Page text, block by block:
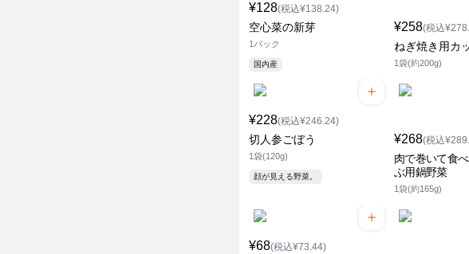
¥128(税込¥138.24)
空心菜の新芽
1パック
国内産
¥258(税込
ねぎ焼き用カ
1袋(約200g)
¥228(税込¥246.24)
切人参ごぼう
1袋(120g)
顔が見える野菜。
¥268(税込
肉で巻いて食
ぶ用鍋野菜
1袋(約165g)
¥68(税込¥73.44)